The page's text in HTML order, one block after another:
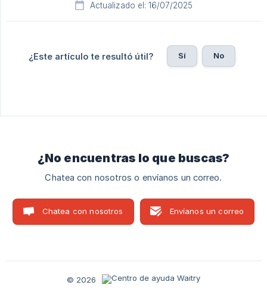
Actualizado el: 16/07/2025
¿Este artículo te resultó útil? Sí No
¿No encuentras lo que buscas?
Chatea con nosotros o envíanos un correo.
Chatea con nosotros Envíanos un correo
© 2026